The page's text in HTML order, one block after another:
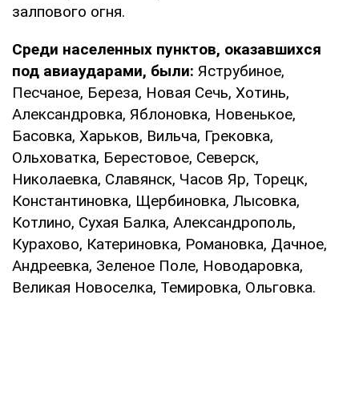
залпового огня.
Среди населенных пунктов, оказавшихся
под авиаударами, были: Яструбиное,
Песчаное, Береза, Новая Сечь, Хотинь,
Александровка, Яблоновка, Новенькое,
Басовка, Харьков, Вильча, Грековка,
Ольховатка, Берестовое, Северск,
Николаевка, Славянск, Часов Яр, Торецк,
Константиновка, Щербиновка, Лысовка,
Котлино, Сухая Балка, Александрополь,
Курахово, Катериновка, Романовка, Дачное,
Андреевка, Зеленое Поле, Новодаровка,
Великая Новоселка, Темировка, Ольговка.